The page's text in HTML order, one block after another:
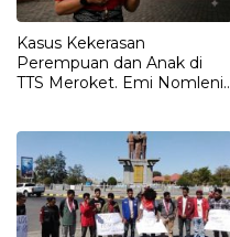
Kasus Kekerasan
Perempuan dan Anak di
TTS Meroket. Emi Nomleni :